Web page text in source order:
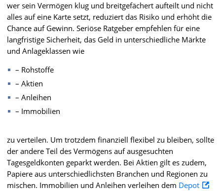
wer sein Vermögen klug und breitgefächert aufteilt und nicht
alles auf eine Karte setzt, reduziert das Risiko und erhöht die
Chance auf Gewinn. Seriöse Ratgeber empfehlen für eine
langfristige Sicherheit, das Geld in unterschiedliche Märkte
und Anlageklassen wie
– Rohstoffe
– Aktien
– Anleihen
– Immobilien
zu verteilen. Um trotzdem finanziell flexibel zu bleiben, sollte
der andere Teil des Vermögens auf ausgesuchten
Tagesgeldkonten geparkt werden. Bei Aktien gilt es zudem,
Papiere aus unterschiedlichsten Branchen und Regionen zu
mischen. Immobilien und Anleihen verleihen dem Depot